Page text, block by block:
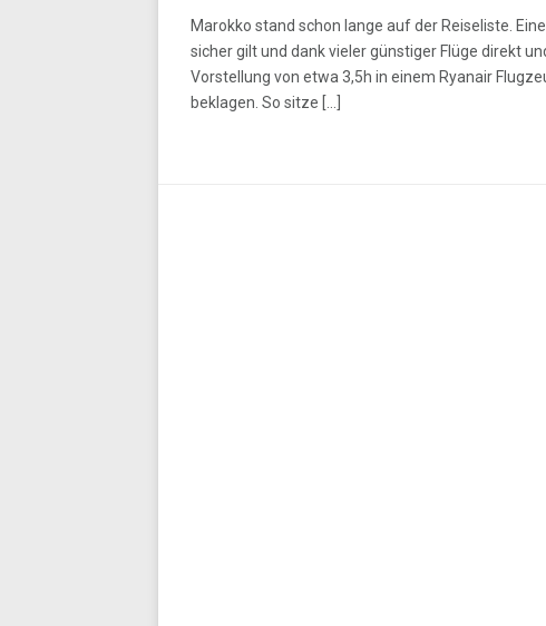
Marokko stand schon lange auf der Reiseliste.
sicher gilt und dank vieler günstiger Flüge direkt
Vorstellung von etwa 3,5h in einem Ryanair
beklagen. So sitze […]